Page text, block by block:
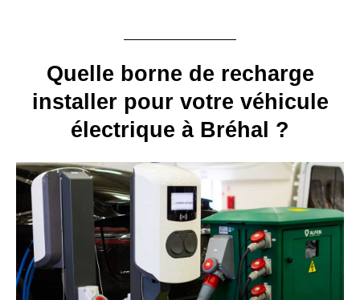
Quelle borne de recharge
installer pour votre véhicule
électrique à Bréhal ?